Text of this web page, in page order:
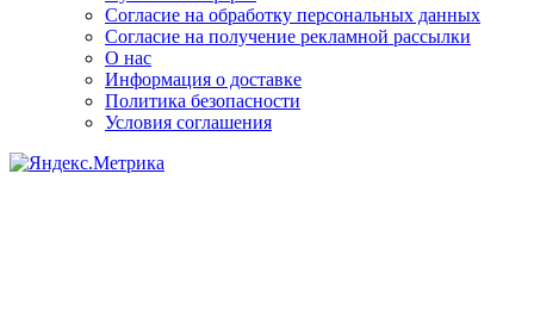
Согласие на обработку персональных данных
Согласие на получение рекламной рассылки
О нас
Информация о доставке
Политика безопасности
Условия соглашения